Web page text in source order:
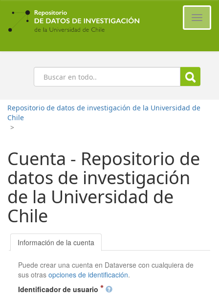
Ir
contenido
principal
Buscar
Repositorio de datos de investigación de la Universidad de
Chile
>
Cuenta - Repositorio de
datos de investigación
de la Universidad de
Chile
Información de la cuenta
Puede crear una cuenta en Dataverse con cualquiera de
sus otrasopciones de identificación.
Identificador de usuario